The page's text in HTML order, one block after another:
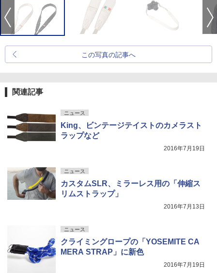
この写真の記事へ
関連記事
ニュース
King、ビンテージテイストのカメラスト
ラップなど
2016年7月19日
ニュース
カスタムSLR、ミラーレス用の「伸縮ス
リムストラップ」
2016年7月13日
ニュース
クライミングロープの「YOSEMITE CA
MERA STRAP」に新色
2016年7月19日